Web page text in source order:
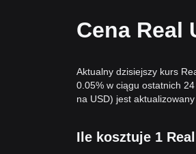
Cena Real
Aktualny dzisiejszy kurs
0.05% w ciągu ostatnich
na USD) jest
Ile kosztuje 1